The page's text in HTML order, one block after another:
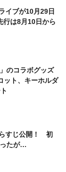
イブが10月29日
は8月10日から
のコラボグッズ
ト、キーホルダ
すじ公開！ 初
たが…